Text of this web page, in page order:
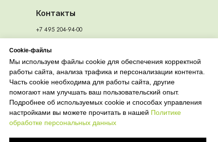
+7 495 204-94-00
Контакты
sales@ecorouter.ru
Cookie-файлы
Мы используем файлы cookie для обеспечения корректной
работы сайта, анализа трафика и персонализации контента.
Часть cookie необходима для работы сайта, другие
помогают нам улучшать ваш пользовательский опыт.
Подробнее об используемых cookie и способах управления
настройками вы можете прочитать в нашей Политике
обработке персональных данных